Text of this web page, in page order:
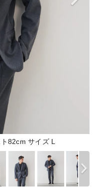
82cm サイズ L